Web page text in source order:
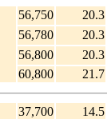
56,750 20.3
56,780
20.3
56,800
20.3
60,800
21.7
37,700 14.5